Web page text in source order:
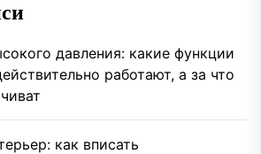
давления: какие функции
работают, а за что
как вписать